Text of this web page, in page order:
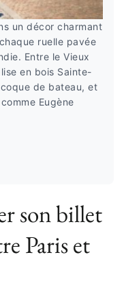
un décor charmant
ruelle pavée
Entre le Vieux
en bois Sainte-
de bateau, et
Eugène
son billet
Paris et